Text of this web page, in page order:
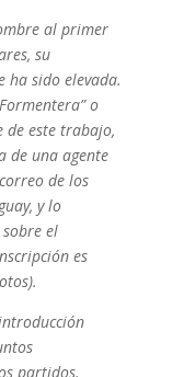
al primer
su
ha sido elevada.
o
de este trabajo,
de una agente
de los
y lo
el
es
partidos.